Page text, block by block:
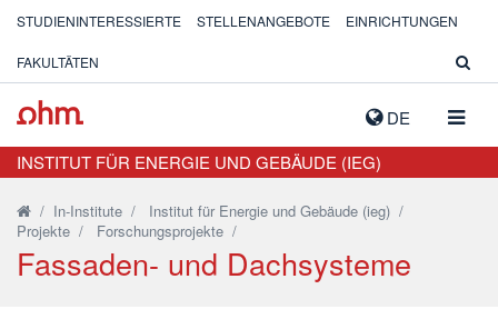
DE
STUDIENINTERESSIERTE STELLENANGEBOTE EINRICHTUNGEN
FAKULTÄTEN
INSTITUT FÜR ENERGIE UND GEBÄUDE (IEG)
/ In-Institute / Institut für Energie und Gebäude (ieg) /
Projekte / Forschungsprojekte /
Fassaden- und Dachsysteme